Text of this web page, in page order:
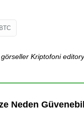
BTC
Kriptofoni
Neden